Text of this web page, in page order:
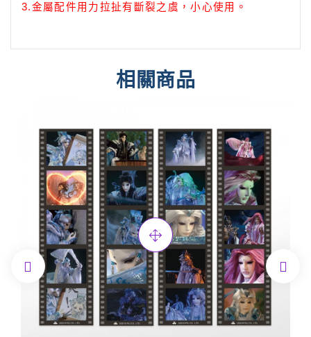
3.金屬配件用力拉扯有斷裂之虞，小心使用。
相關商品
 